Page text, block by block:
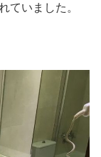
ていました。